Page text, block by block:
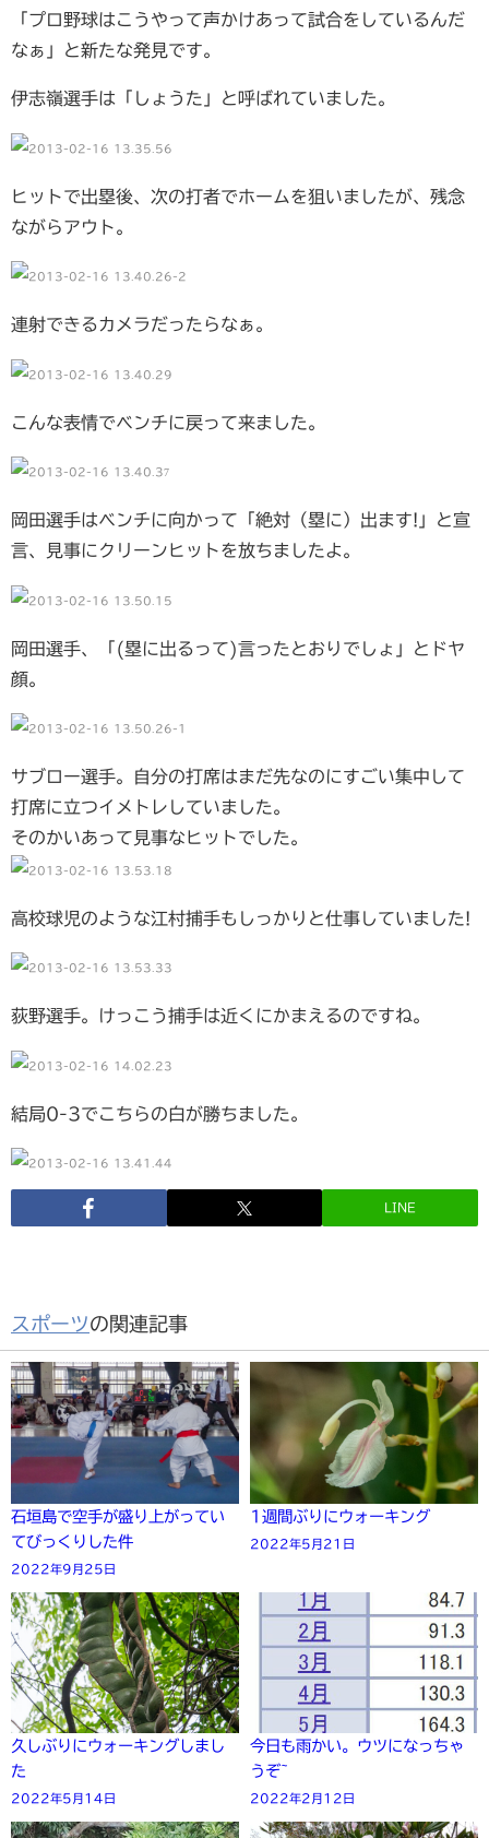
「プロ野球はこうやって声かけあって試合をしているんだ
なぁ」と新たな発見です。
伊志嶺選手は「しょうた」と呼ばれていました。
ヒットで出塁後、次の打者でホームを狙いましたが、残念
ながらアウト。
連射できるカメラだったらなぁ。
こんな表情でベンチに戻って来ました。
岡田選手はベンチに向かって「絶対（塁に）出ます!」と宣
言、見事にクリーンヒットを放ちましたよ。
岡田選手、「(塁に出るって)言ったとおりでしょ」とドヤ
顔。
サブロー選手。自分の打席はまだ先なのにすごい集中して
打席に立つイメトレしていました。
そのかいあって見事なヒットでした。
高校球児のような江村捕手もしっかりと仕事していました!
荻野選手。けっこう捕手は近くにかまえるのですね。
結局0-3でこちらの白が勝ちました。
LINE
スポーツの関連記事
石垣島で空手が盛り上がってい
てびっくりした件
2022年9月25日
1週間ぶりにウォーキング
2022年5月21日
久しぶりにウォーキングしまし
た
2022年5月14日
今日も雨かい。ウツになっちゃ
うぞ~
2022年2月12日